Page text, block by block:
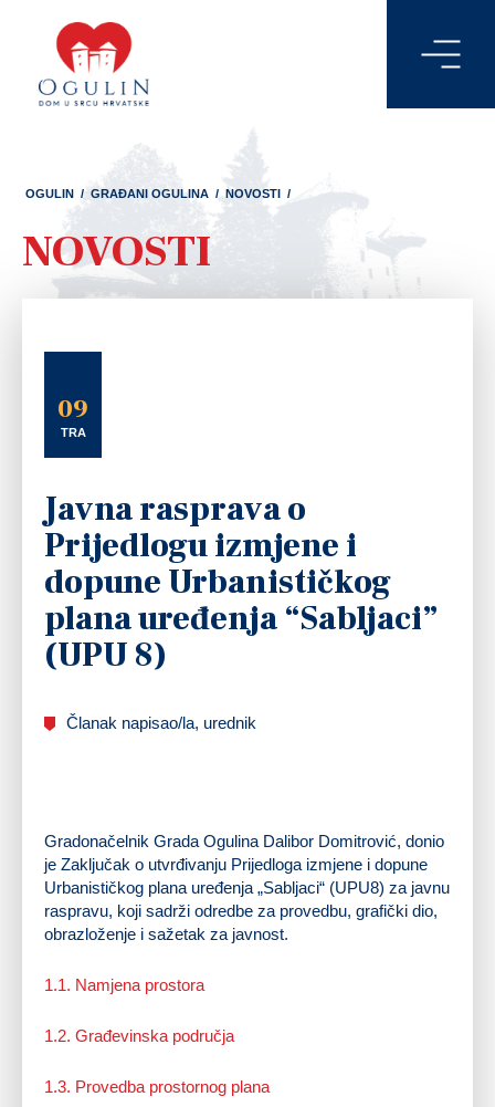
OGULIN / GRAĐANI OGULINA / NOVOSTI /
NOVOSTI
09
TRA
Javna rasprava o
Prijedlogu izmjene i
dopune Urbanističkog
plana uređenja “Sabljaci”
(UPU 8)
Članak napisao/la, urednik
Gradonačelnik Grada Ogulina Dalibor Domitrović, donio
je Zaključak o utvrđivanju Prijedloga izmjene i dopune
Urbanističkog plana uređenja „Sabljaci“ (UPU8) za javnu
raspravu, koji sadrži odredbe za provedbu, grafički dio,
obrazloženje i sažetak za javnost.
1.1. Namjena prostora
1.2. Građevinska područja
1.3. Provedba prostornog plana